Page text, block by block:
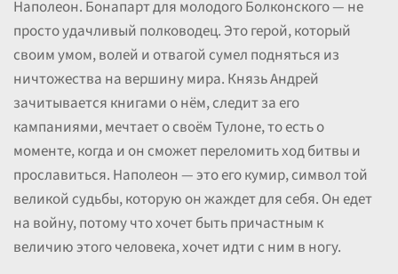
Наполеон. Бонапарт для молодого Болконского — не
просто удачливый полководец. Это герой, который
своим умом, волей и отвагой сумел подняться из
ничтожества на вершину мира. Князь Андрей
зачитывается книгами о нём, следит за его
кампаниями, мечтает о своём Тулоне, то есть о
моменте, когда и он сможет переломить ход битвы и
прославиться. Наполеон — это его кумир, символ той
великой судьбы, которую он жаждет для себя. Он едет
на войну, потому что хочет быть причастным к
величию этого человека, хочет идти с ним в ногу.